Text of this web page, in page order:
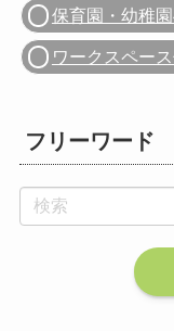
保育園・幼稚
ワークスペー
フリーワード